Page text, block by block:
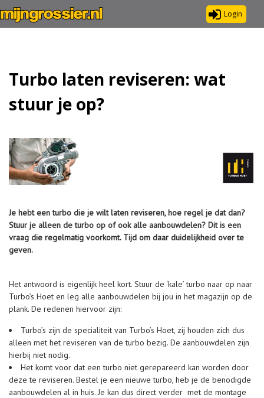
Login
Turbo laten reviseren: wat
stuur je op?
Je hebt een turbo die je wilt laten reviseren, hoe regel je dat dan?
Stuur je alleen de turbo op of ook alle aanbouwdelen? Dit is een
vraag die regelmatig voorkomt. Tijd om daar duidelijkheid over te
geven.
Het antwoord is eigenlijk heel kort. Stuur de ‘kale’ turbo naar op naar
Turbo’s Hoet en leg alle aanbouwdelen bij jou in het magazijn op de
plank. De redenen hiervoor zijn:
Turbo’s zijn de specialiteit van Turbo’s Hoet, zij houden zich dus
alleen met het reviseren van de turbo bezig. De aanbouwdelen zijn
hierbij niet nodig.
Het komt voor dat een turbo niet gerepareerd kan worden door
deze te reviseren. Bestel je een nieuwe turbo, heb je de benodigde
aanbouwdelen al in huis. Je kan dus direct verder met de montage